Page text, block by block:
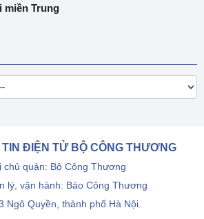
miền Trung
TIN ĐIỆN TỬ BỘ CÔNG THƯƠNG
chủ quản: Bộ Công Thương
lý, vận hành: Báo Công Thương
Ngô Quyền, thành phố Hà Nội.